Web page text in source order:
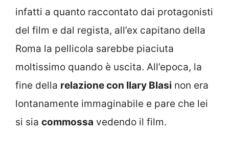
infatti a quanto raccontato dai protagonisti
del film e dal regista, all’ex capitano della
Roma la pellicola sarebbe piaciuta
moltissimo quando è uscita. All’epoca, la
fine della relazione con Ilary Blasi non era
lontanamente immaginabile e pare che lei
si sia commossa vedendo il film.